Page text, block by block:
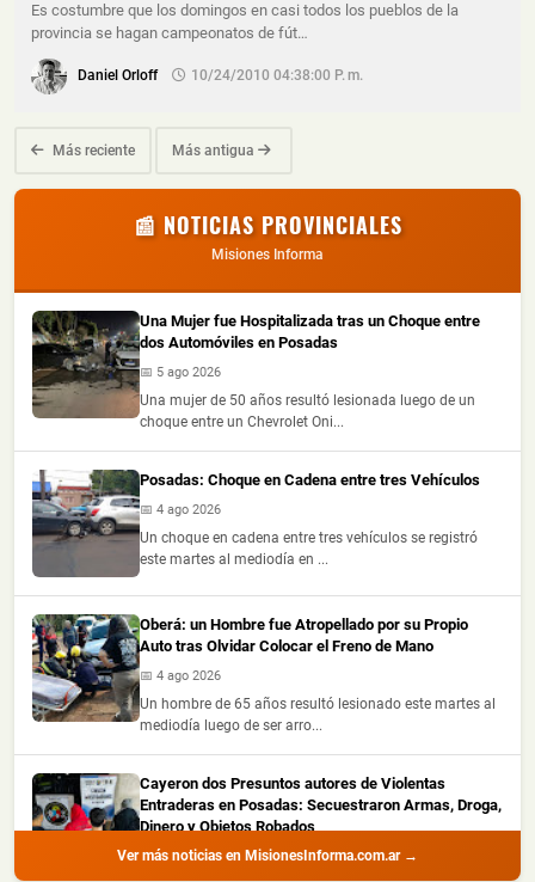
Es costumbre que los domingos en casi todos los pueblos de la
provincia se hagan campeonatos de fút…
Daniel Orloff 10/24/2010 04:38:00 P. M.
Más reciente Más antigua
📰 NOTICIAS PROVINCIALES
Misiones Informa
Una Mujer fue Hospitalizada tras un Choque entre
dos Automóviles en Posadas
📅 5 ago 2026
Una mujer de 50 años resultó lesionada luego de un
choque entre un Chevrolet Oni...
Posadas: Choque en Cadena entre tres Vehículos
📅 4 ago 2026
Un choque en cadena entre tres vehículos se registró
este martes al mediodía en ...
Oberá: un Hombre fue Atropellado por su Propio
Auto tras Olvidar Colocar el Freno de Mano
📅 4 ago 2026
Un hombre de 65 años resultó lesionado este martes al
mediodía luego de ser arro...
Cayeron dos Presuntos autores de Violentas
Entraderas en Posadas: Secuestraron Armas, Droga,
Dinero y Objetos Robados
📅 4 ago 2026
Ver más noticias en MisionesInforma.com.ar →